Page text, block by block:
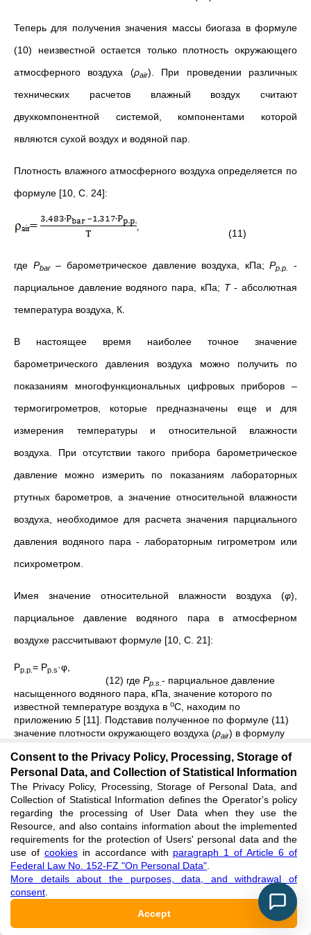
Теперь для получения значения массы биогаза в формуле
(10) неизвестной остается только плотность окружающего
атмосферного воздуха (ρair). При проведении различных
технических расчетов влажный воздух считают
двухкомпонентной системой, компонентами которой
являются сухой воздух и водяной пар.
Плотность влажного атмосферного воздуха определяется по
формуле [10, С. 24]:
(11)
где Ρbar– барометрическое давление воздуха, кПа;Pp .p
-
парциальное давление водяного пара, кПа; Т- абсолютная
температура воздуха, К.
В настоящее время наиболее точное значение
барометрического давления воздуха можно получить по
показаниям многофункциональных цифровых приборов –
термогигрометров, которые предназначены еще и для
измерения температуры и относительной влажности
воздуха. При отсутствии такого прибора барометрическое
давление можно измерить по показаниям лабораторных
ртутных барометров, а значение относительной влажности
воздуха, необходимое для расчета значения парциального
давления водяного пара - лабораторным гигрометром или
психрометром.
Имея значение относительной влажности воздуха (φ),
парциальное давление водяного пара в атмосферном
воздухе рассчитывают формуле [10, С. 21]:
Рp p = Pp s·φ,
(12) где Pp s - парциальное давление
насыщенного водяного пара, кПа, значение которого по
известной температуре воздуха в оС, находим по
приложению 5 [11]. Подставив полученное по формуле (11)
значение плотности окружающего воздуха (ρair) в формулу
Значение плотности биогаза получим по формуле (5): ρbiog=
.
Подставив полученное значение плотности биогаза (ρbiog) в
формулу (4), рассчитываем значение концентрации метана в
долях единицы ( c) и диоксида углерода (1-c).
Проверка достоверности результатов значений концентраций
основных компонентов в биогазовой смеси, полученных по
Consent to the Privacy Policy, Processing, Storage of
Personal Data, and Collection of Statistical Information
The Privacy Policy, Processing, Storage of Personal Data, and
Collection of Statistical Information defines the Operator's policy
regarding the processing of User Data when they use the
Resource, and also contains information about the implemented
requirements for the protection of Users' personal data and the
use of cookiesin accordance with paragraph 1 of Article 6 of
Federal Law No. 152-FZ "On Personal Data"
More details about the purposes, data, and withdrawal of
consent
Accept